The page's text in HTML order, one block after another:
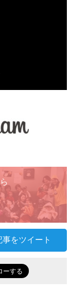
事をツイート